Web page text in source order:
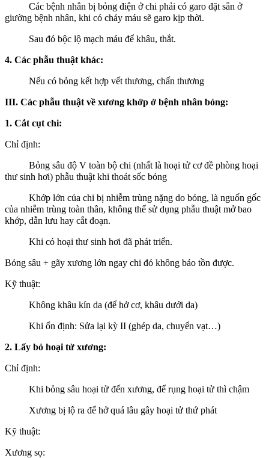
Các bệnh nhân bị bỏng điện ở chi phải có garo đặt sẵn ở
giường bệnh nhân, khi có chảy máu sẽ garo kịp thời.
Sau đó bộc lộ mạch máu để khâu, thắt.
4. Các phẫu thuật khác:
Nếu có bỏng kết hợp vết thương, chấn thương
III. Các phẫu thuật về xương khớp ở bệnh nhân bỏng:
1. Cắt cụt chi:
Chỉ định:
Bỏng sâu độ V toàn bộ chi (nhất là hoại tử cơ đề phòng hoại
thư sinh hơi) phẫu thuật khi thoát sốc bỏng
Khớp lớn của chi bị nhiễm trùng nặng do bỏng, là nguốn gốc
của nhiễm trùng toàn thân, không thể sử dụng phẫu thuật mở bao
khớp, dẫn lưu hay cắt đoạn.
Khi có hoại thư sinh hơi đã phát triển.
Bỏng sâu + gãy xương lớn ngay chi đó không bảo tồn được.
Kỹ thuật:
Không khâu kín da (để hở cơ, khâu dưới da)
Khi ổn định: Sửa lại kỳ II (ghép da, chuyển vạt…)
2. Lấy bỏ hoại tử xương:
Chỉ định:
Khi bỏng sâu hoại tử đến xương, để rụng hoại tử thì chậm
Xương bị lộ ra để hở quá lâu gây hoại tử thứ phát
Kỹ thuật:
Xương sọ: